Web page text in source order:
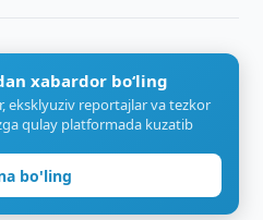
xabardor bo‘ling
eksklyuziv reportajlar va tezkor
qulay platformada kuzatib
bo'ling